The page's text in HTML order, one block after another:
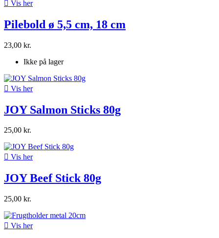
 Vis her
Pilebold ø 5,5 cm, 18 cm
23,00 kr.
Ikke på lager
 Vis her
JOY Salmon Sticks 80g
25,00 kr.
 Vis her
JOY Beef Stick 80g
25,00 kr.
 Vis her